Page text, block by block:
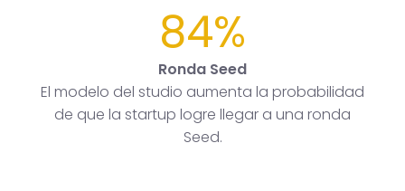
84%
Ronda Seed
El modelo del studio aumenta la probabilidad
de que la startup logre llegar a una ronda
Seed.